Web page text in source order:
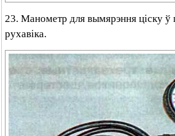
23. Манометр для вымярэння ціску ў
рухавіка.